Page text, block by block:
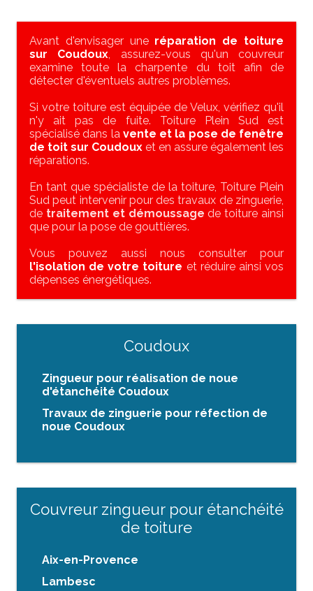
Avant d'envisager une réparation de toiture
sur Coudoux, assurez-vous qu'un couvreur
examine toute la charpente du toit afin de
détecter d'éventuels autres problèmes.
Si votre toiture est équipée de Velux, vérifiez qu'il
n'y ait pas de fuite. Toiture Plein Sud est
spécialisé dans la vente et la pose de fenêtre
de toit sur Coudoux et en assure également les
réparations.
En tant que spécialiste de la toiture, Toiture Plein
Sud peut intervenir pour des travaux de zinguerie,
de traitement et démoussage de toiture ainsi
que pour la pose de gouttières.
Vous pouvez aussi nous consulter pour
l'isolation de votre toiture et réduire ainsi vos
dépenses énergétiques.
Coudoux
Zingueur pour réalisation de noue
d'étanchéité Coudoux
Travaux de zinguerie pour réfection de
noue Coudoux
Couvreur zingueur pour étanchéité
de toiture
Aix-en-Provence
Lambesc